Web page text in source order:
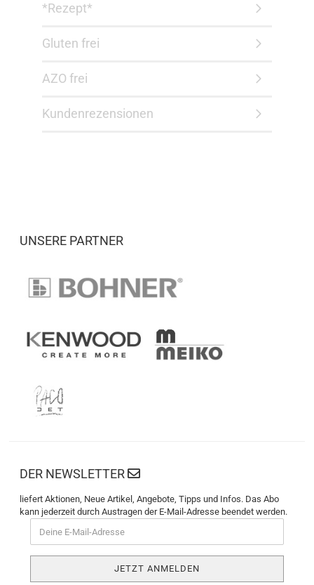
*Rezept*
Gluten frei
AZO frei
Kundenrezensionen
UNSERE PARTNER
DER NEWSLETTER
liefert Aktionen, Neue Artikel, Angebote, Tipps und Infos. Das Abo
kann jederzeit durch Austragen der E-Mail-Adresse beendet werden.